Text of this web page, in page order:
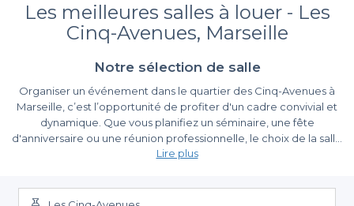
Les meilleures salles à louer - Les
Cinq-Avenues, Marseille
Notre sélection de salle
Organiser un événement dans le quartier des Cinq-Avenues à
Marseille, c’est l’opportunité de profiter d'un cadre convivial et
dynamique. Que vous planifiez un séminaire, une fête
d'anniversaire ou une réunion professionnelle, le choix de la salle
est essentiel pour garantir la réussite de votre événement. Grâce
vos besoins devient un jeu d'enfant.
La simplicité de réservation avec Privateaser
Lire plus